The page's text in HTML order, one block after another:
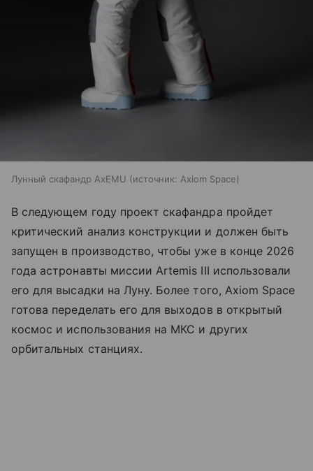
Лунный скафандр AxEMU источник: Axiom Space
В следующем году проект скафандра пройдет
критический анализ конструкции и должен быть
запущен в производство, чтобы уже в конце 2026
года астронавты миссии Artemis III использовали
его для высадки на Луну. Более того, Axiom Space
готова переделать его для выходов в открытый
космос и использования на МКС и других
орбитальных станциях.